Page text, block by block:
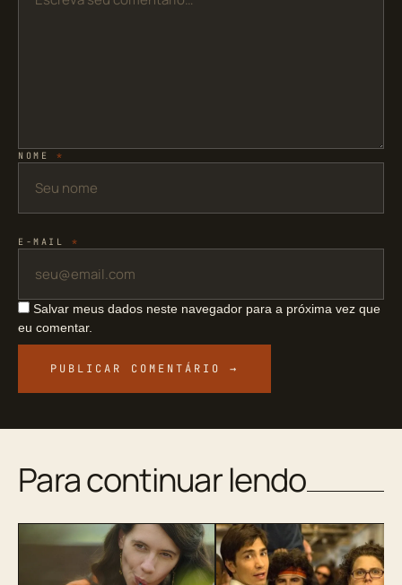
NOME *
E-MAIL *
Salvar meus dados neste navegador para a próxima vez que
eu comentar.
Para continuar lendo